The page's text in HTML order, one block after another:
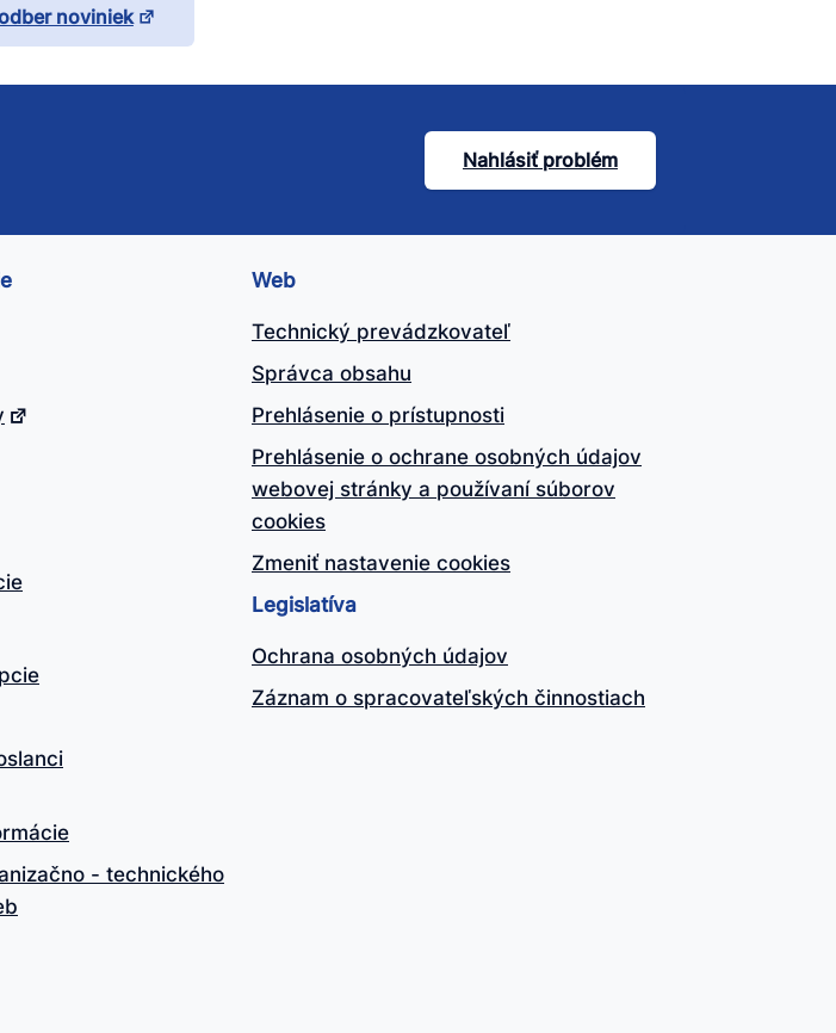
noviniek
Nahlásiť problém
- technického
Web
Technický prevádzkovateľ
Správca obsahu
Prehlásenie o prístupnosti
Prehlásenie o ochrane osobných údajov
webovej stránky a používaní súborov
cookies
Zmeniť nastavenie cookies
Legislatíva
Ochrana osobných údajov
Záznam o spracovateľských činnostiach